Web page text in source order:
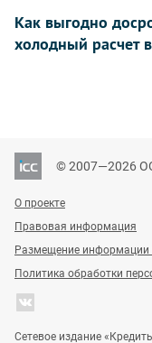
Как выгодно
холодный расчет
© 2007—2026
О проекте
Правовая информация
Размещение информации
Политика обработки
Сетевое издание